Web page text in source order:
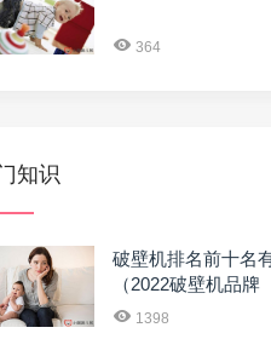
364
知识
破壁机排名前十名
（2022破壁机品牌
1398